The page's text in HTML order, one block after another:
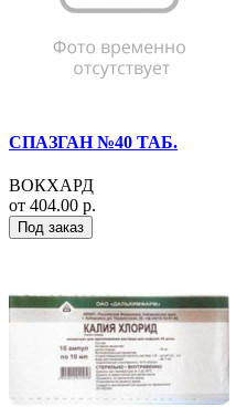
СПАЗГАН №40 ТАБ.
ВОКХАРД
от 404.00 р.
Под заказ